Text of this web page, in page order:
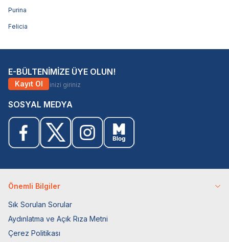
Purina
Felicia
E-BÜLTENİMİZE ÜYE OLUN!
Kayıt Ol
SOSYAL MEDYA
Önemli Bilgiler
Sık Sorulan Sorular
Aydınlatma ve Açık Rıza Metni
Çerez Politikası